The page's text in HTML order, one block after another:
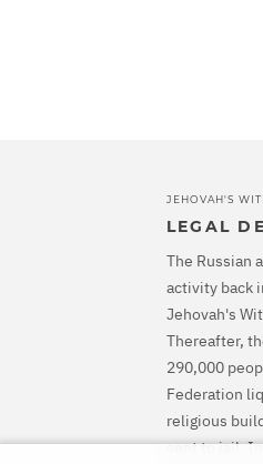
JEHOVAH'S
LEGAL
The Russian
activity back
Jehovah's
Thereafter,
290,000
Federation
religious
sent to jail.